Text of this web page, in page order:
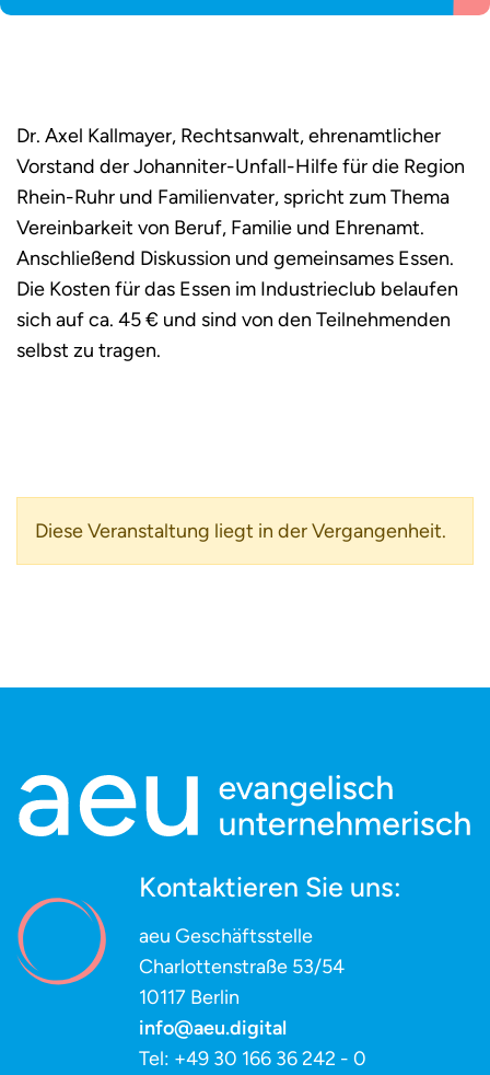
Dr. Axel Kallmayer, Rechtsanwalt, ehrenamtlicher
Vorstand der Johanniter-Unfall-Hilfe für die Region
Rhein-Ruhr und Familienvater, spricht zum Thema
Vereinbarkeit von Beruf, Familie und Ehrenamt.
Anschließend Diskussion und gemeinsames Essen.
Die Kosten für das Essen im Industrieclub belaufen
sich auf ca. 45 € und sind von den Teilnehmenden
selbst zu tragen.
Diese Veranstaltung liegt in der Vergangenheit.
Kontaktieren Sie uns:
aeu Geschäftsstelle
Charlottenstraße 53/54
10117 Berlin
info@aeu.digital
Tel: +49 30 166 36 242 - 0